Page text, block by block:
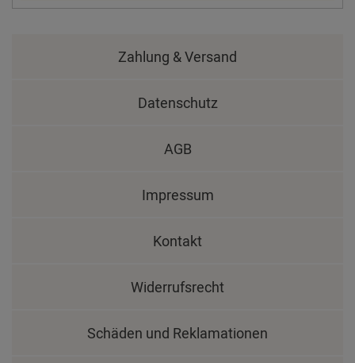
Zahlung & Versand
Datenschutz
AGB
Impressum
Kontakt
Widerrufsrecht
Schäden und Reklamationen